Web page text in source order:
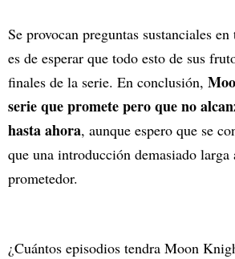
Se provocan preguntas sustanciales
es de esperar que todo esto de sus
finales de la serie. En conclusión,
serie que promete pero que no
hasta ahora, aunque espero que se
que una introducción demasiado larga
prometedor.
¿Cuántos episodios tendra Moon